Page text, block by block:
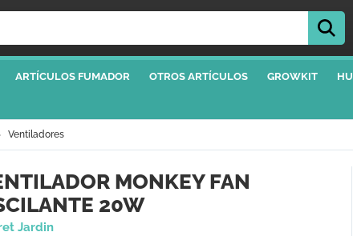
ARTÍCULOS FUMADOR OTROS ARTÍCULOS GROWKIT
Ventiladores
MONKEY FAN
20W
Jardin